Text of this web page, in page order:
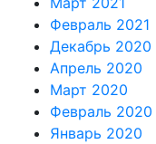
Февраль 2021
Декабрь 2020
Апрель 2020
Март 2020
Февраль 2020
Январь 2020